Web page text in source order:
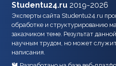
Studentu24.ru 2019-2026
Эксперты сайта Studentu24.ru
обработке и структурированию
заказчиком теме. Результат
научным трудом, но может
написания.